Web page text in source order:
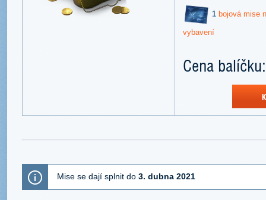
1 bojová mise
vybavení
Cena
Mise se dají splnit do 3. dubna 2021